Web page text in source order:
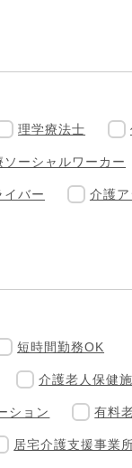
理学療法士
ソーシャルワーカー
イバー 介護ア
短時間勤務OK
介護老人保健
ション 有料
居宅介護支援事業